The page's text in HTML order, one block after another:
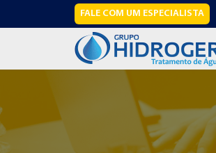
FALE COM UM ESPECIALISTA